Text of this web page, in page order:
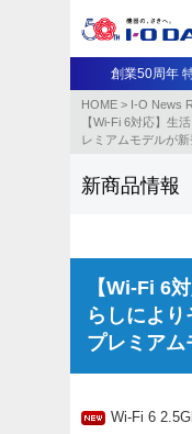
創業50周年
HOME > I-O News
【Wi-Fi 6対応】生
レミアムモデルが新
新商品情報
【Wi-Fi 6
らしによ
プレミアム
Wi-Fi 6